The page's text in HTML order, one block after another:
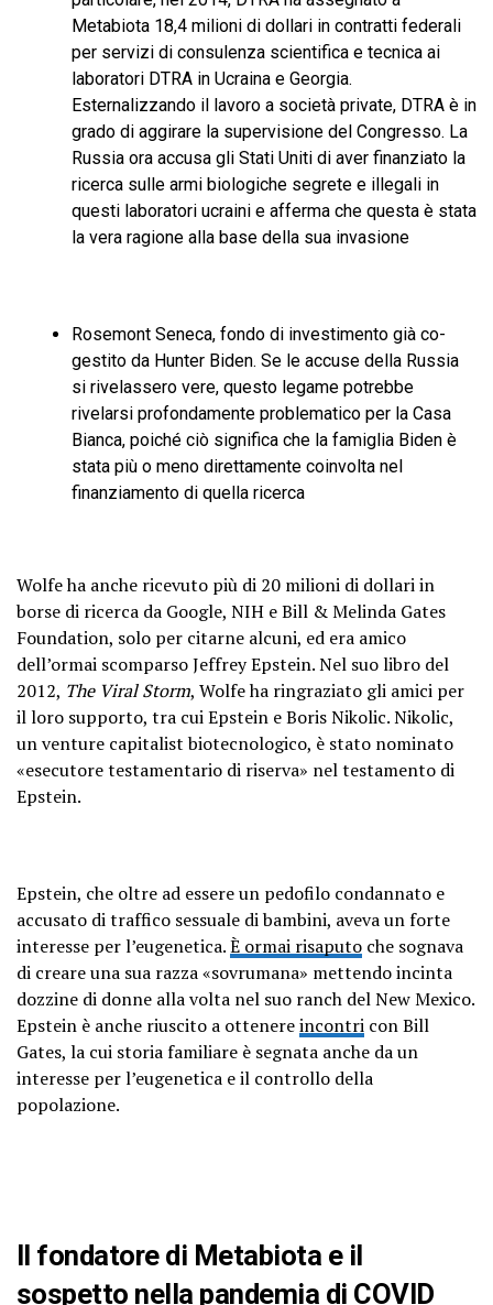
Metabiota 18,4 milioni di dollari in contratti federali
per servizi di consulenza scientifica e tecnica ai
laboratori DTRA in Ucraina e Georgia.
Esternalizzando il lavoro a società private, DTRA è in
grado di aggirare la supervisione del Congresso. La
Russia ora accusa gli Stati Uniti di aver finanziato la
ricerca sulle armi biologiche segrete e illegali in
questi laboratori ucraini e afferma che questa è stata
la vera ragione alla base della sua invasione
Rosemont Seneca, fondo di investimento già co-
gestito da Hunter Biden. Se le accuse della Russia
si rivelassero vere, questo legame potrebbe
rivelarsi profondamente problematico per la Casa
Bianca, poiché ciò significa che la famiglia Biden è
stata più o meno direttamente coinvolta nel
finanziamento di quella ricerca
Wolfe ha anche ricevuto più di 20 milioni di dollari in
borse di ricerca da Google, NIH e Bill & Melinda Gates
Foundation, solo per citarne alcuni, ed era amico
dell’ormai scomparso Jeffrey Epstein. Nel suo libro del
2012, The Viral Storm, Wolfe ha ringraziato gli amici per
il loro supporto, tra cui Epstein e Boris Nikolic. Nikolic,
un venture capitalist biotecnologico, è stato nominato
«esecutore testamentario di riserva» nel testamento di
Epstein.
Epstein, che oltre ad essere un pedofilo condannato e
accusato di traffico sessuale di bambini, aveva un forte
interesse per l’eugenetica.È ormai risaputo che sognava
di creare una sua razza «sovrumana» mettendo incinta
dozzine di donne alla volta nel suo ranch del New Mexico.
Epstein è anche riuscito a ottenereincontri con Bill
Gates, la cui storia familiare è segnata anche da un
interesse per l’eugenetica e il controllo della
popolazione.
Il fondatore di Metabiota e il
sospetto nella pandemia di COVID